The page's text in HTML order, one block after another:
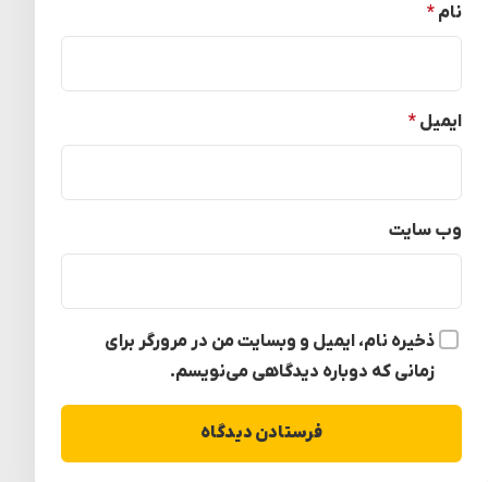
نام *
ایمیل *
وب‌ سایت
ذخیره نام، ایمیل و وبسایت من در مرورگر برای
زمانی که دوباره دیدگاهی می‌نویسم.